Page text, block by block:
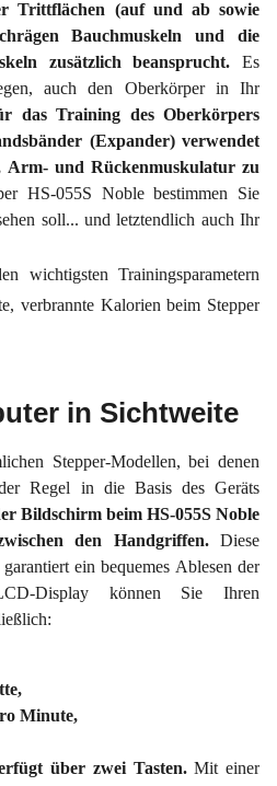
Trittflächen (auf und ab sowie
Bauchmuskeln und die
zusätzlich beansprucht. Es
auch den Oberkörper in Ihr
das Training des Oberkörpers
(Expander) verwendet
Arm- und Rückenmuskulatur zu
HS-055S Noble bestimmen Sie
soll... und letztendlich auch Ihr
in Sichtweite
Stepper-Modellen, bei denen
Regel in die Basis des Geräts
Bildschirm beim HS-055S Noble
den Handgriffen. Diese
ein bequemes Ablesen der
Display können Sie Ihren
Minute,
über zwei Tasten.Mit einer